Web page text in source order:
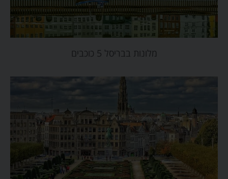
מלונות בבריסל 5 כוכבים